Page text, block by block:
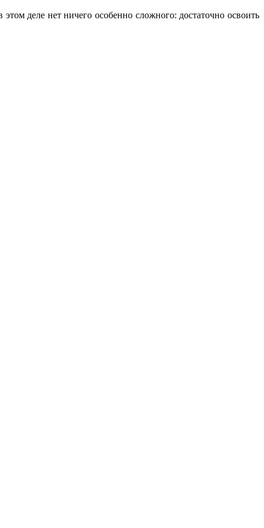
деле нет ничего особенно сложного: достаточно освоить